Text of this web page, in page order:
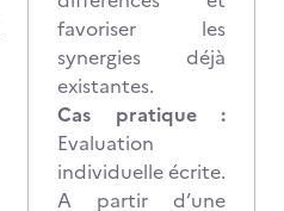
favoriser les
synergies déjà
existantes.
Cas pratique :
Evaluation
individuelle écrite.
A partir d’une